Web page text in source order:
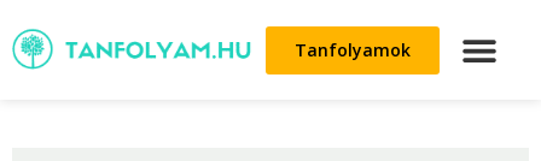
Tanfolyamok